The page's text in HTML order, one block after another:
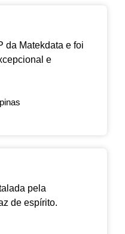
(sem
chamadas, URA,
tudo
da Matekdata e foi
e
pela
de espírito.